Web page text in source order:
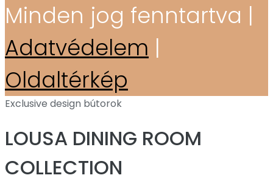
Minden jog fenntartva |
Adatvédelem |
Oldaltérkép
Exclusive design bútorok
LOUSA DINING ROOM
COLLECTION